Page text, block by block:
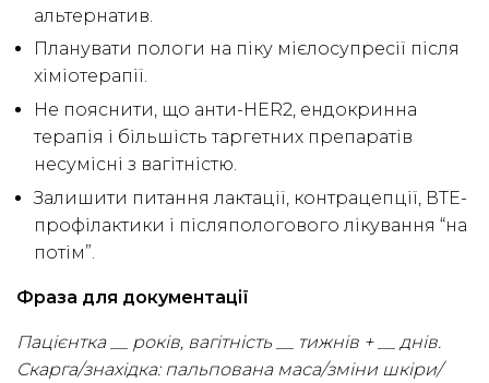
альтернатив.
Планувати пологи на піку мієлосупресії після
хіміотерапії.
Не пояснити, що анти-HER2, ендокринна
терапія і більшість таргетних препаратів
несумісні з вагітністю.
Залишити питання лактації, контрацепції, ВТЕ-
профілактики і післяпологового лікування “на
потім”.
Фраза для документації
Пацієнтка __ років, вагітність __ тижнів + __ днів.
Скарга/знахідка: пальпована маса/зміни шкіри/